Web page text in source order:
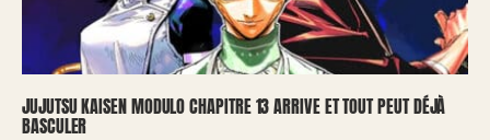
JUJUTSU KAISEN MODULO CHAPITRE 13 ARRIVE ET TOUT PEUT DÉJÀ
BASCULER